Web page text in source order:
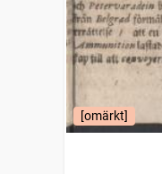
[omärkt]